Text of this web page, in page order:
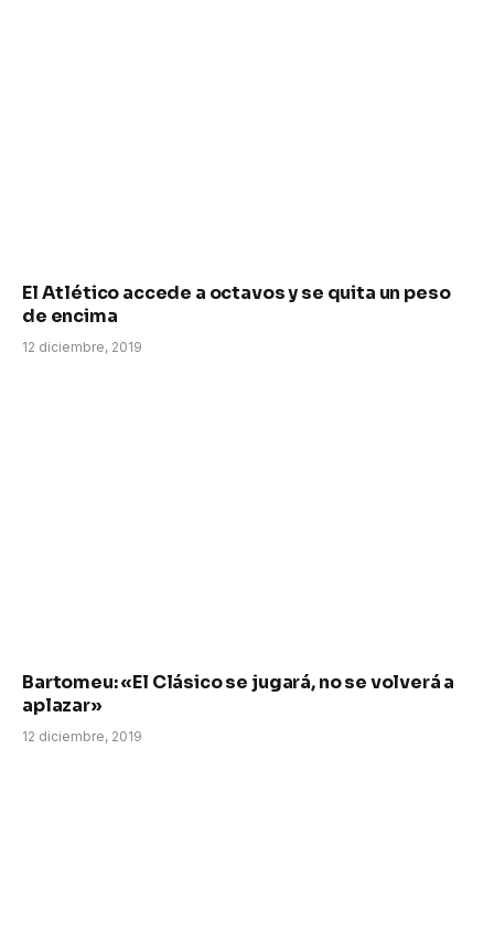
El Atlético accede a octavos y se quita un peso
de encima
12 diciembre, 2019
Bartomeu: «El Clásico se jugará, no se volverá a
aplazar»
12 diciembre, 2019